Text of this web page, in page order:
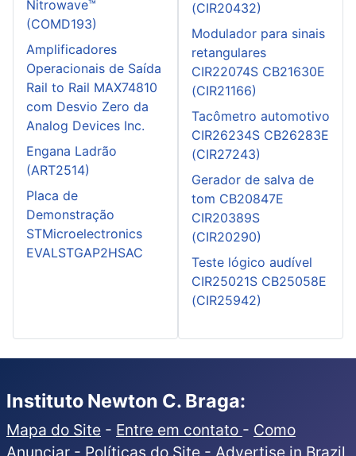
Nitrowave™
(COMD193)
Amplificadores
Operacionais de Saída
Rail to Rail MAX74810
com Desvio Zero da
Analog Devices Inc.
Engana Ladrão
(ART2514)
Placa de
Demonstração
STMicroelectronics
EVALSTGAP2HSAC
(CIR20432)
Modulador para sinais
retangulares
CIR22074S CB21630E
(CIR21166)
Tacômetro automotivo
CIR26234S CB26283E
(CIR27243)
Gerador de salva de
tom CB20847E
CIR20389S
(CIR20290)
Teste lógico audível
CIR25021S CB25058E
(CIR25942)
Instituto Newton C. Braga:
Mapa do Site - Entre em contato - Como